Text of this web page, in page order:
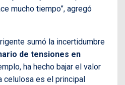
mucho tiempo”, agregó
sumó la incertidumbre
de tensiones en
ha hecho bajar el valor
es el principal